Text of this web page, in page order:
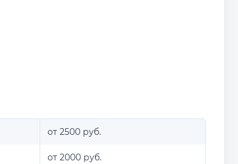
от 2500 руб.
от 2000 руб.